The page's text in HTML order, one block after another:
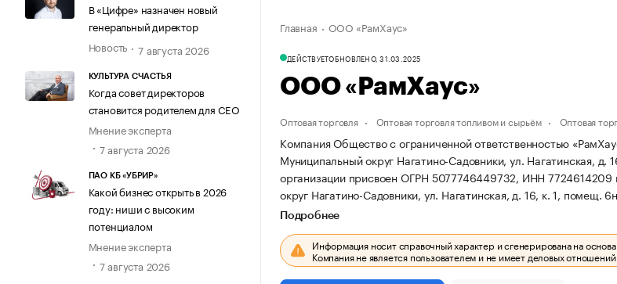
В «Цифре» назначен новый
генеральный директор
Новость
7 августа 2026
КУЛЬТУРА СЧАСТЬЯ
Когда совет директоров
становится родителем для CEO
Мнение эксперта
7 августа 2026
ПАО КБ «УБРИР»
Какой бизнес открыть в 2026
году: ниши с высоким
потенциалом
Мнение эксперта
7 августа 2026
Главная ООО «РамХаус»
ДЕЙСТВУЕТОБНОВЛЕНО, 31.03.2025
ООО «РамХаус»
Оптовая торговля Оптовая торговля топливом и сырьём Оптовая
Компания Общество с ограниченной ответственностью
Муниципальный округ Нагатино-Садовники, ул. Нагатинская, д.
организации присвоен ОГРН 5077746449732, ИНН
округ Нагатино-Садовники, ул. Нагатинская, д. 16, к. 1, помещ.
Подробнее
Информация носит справочный характер и сгенерирована на
Компания не является пользователем и не имеет деловых